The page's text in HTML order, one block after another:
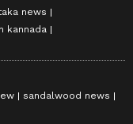
news
kannada
sandalwood news